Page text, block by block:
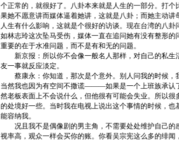
个正常的，就很好了。八卦本来就是人生的一部分。打
果她不愿意讲而媒体逼着她讲，这就是八卦；而她主动
人生有什么影响，这就是个很好的访谈。现在台湾的八
如林志玲这次坠马受伤，媒体一直在追问她有没有整形
重要的在于水准问题，而不是有和无的问题。
新京报：所以你不会像一般名人那样，对自己的私生
友一事就反应淡定。
蔡康永：你知道，那次是个意外。别人问我的时候，
当然我也因为有空间不撒谎———如果是一个上班族承认
然老板表面上不会说什么，但他很有可能会失业。所以
的处境好一些。当时我在电视上说出这个事情的时候，
能容纳我。
况且我不是偶像剧的男主角，不需要处处维护自己的
视率高，观众一样会买你的账。你看吴宗宪这么多的绯